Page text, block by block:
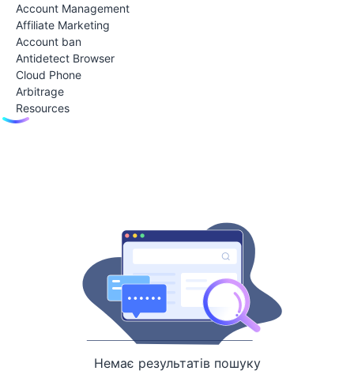
Account Management
Affiliate Marketing
Account ban
Antidetect Browser
Cloud Phone
Arbitrage
Resources
Немає результатів пошуку